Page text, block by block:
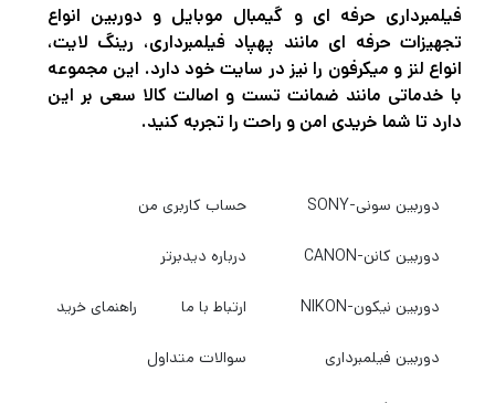
فیلمبرداری حرفه ای و گیمبال موبایل و دوربین انواع
تجهیزات حرفه ای مانند پهپاد فیلمبرداری، رینگ لایت،
انواع لنز و میکرفون را نیز در سایت خود دارد. این مجموعه
با خدماتی مانند ضمانت تست و اصالت کالا سعی بر این
دارد تا شما خریدی امن و راحت را تجربه کنید.
دوربین سونی-SONY
دوربین کانن-CANON
دوربین نیکون-NIKON
دوربین فیلمبرداری
حساب کاربری من
درباره دیدبرتر
ارتباط با ما راهنمای خرید
سوالات متداول